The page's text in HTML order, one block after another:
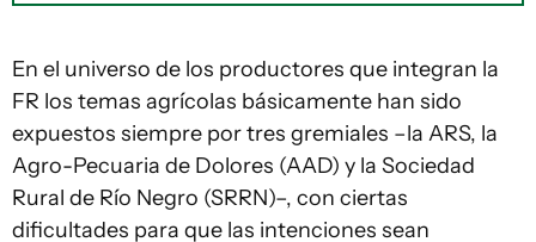
En el universo de los productores que integran la
FR los temas agrícolas básicamente han sido
expuestos siempre por tres gremiales –la ARS, la
Agro-Pecuaria de Dolores (AAD) y la Sociedad
Rural de Río Negro (SRRN)–, con ciertas
dificultades para que las intenciones sean